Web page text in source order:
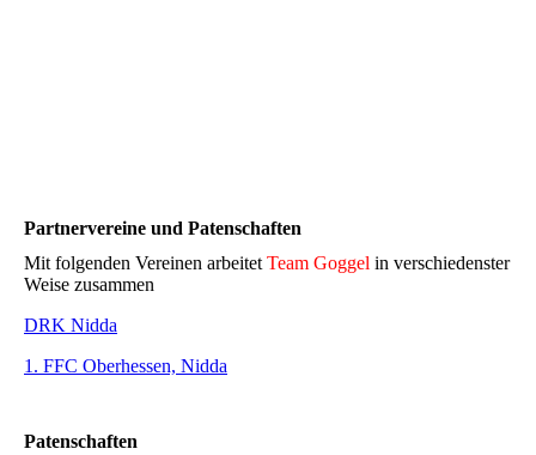
Partnervereine und Patenschaften
Mit folgenden Vereinen arbeitet Team Goggel in verschiedenster
Weise zusammen
DRK Nidda
1. FFC Oberhessen, Nidda
Patenschaften